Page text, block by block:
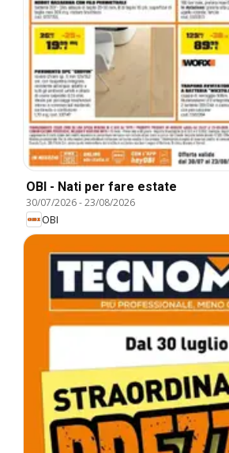
OBI - Nati per fare estate
30/07/2026-23/08/2026
OBI